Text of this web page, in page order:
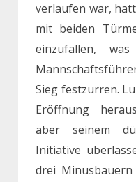
verlaufen war,
mit beiden
einzufallen,
Sieg festzurren.
Eröffnung
aber seinem
Initiative
drei